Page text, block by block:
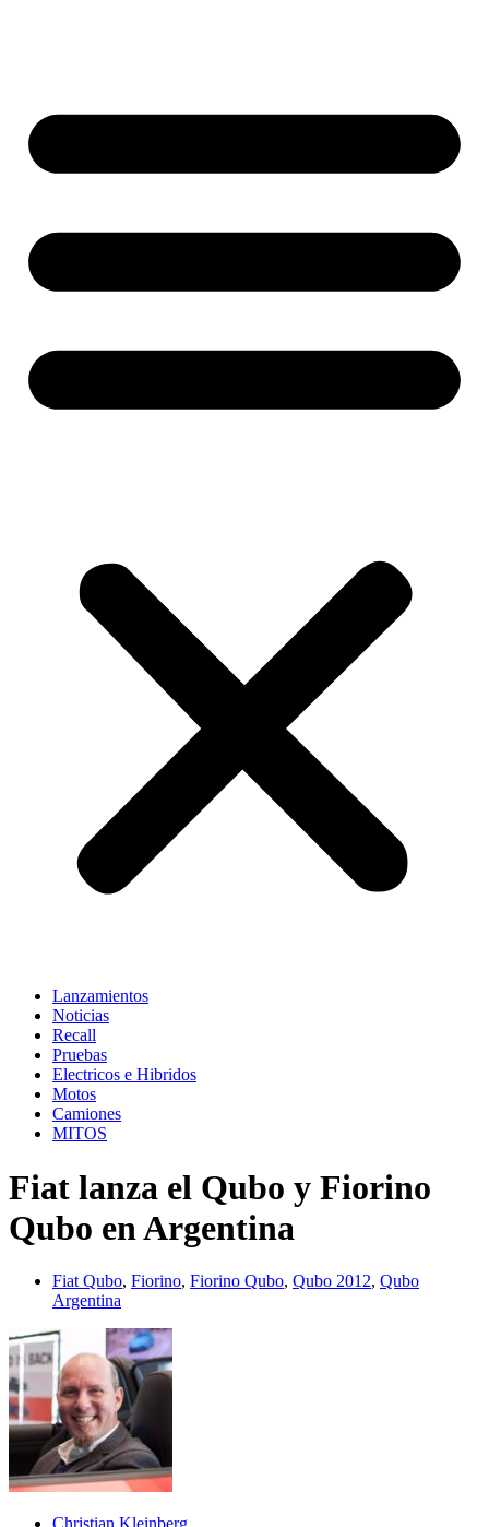
Lanzamientos
Noticias
Recall
Pruebas
Electricos e Hibridos
Motos
Camiones
MITOS
Fiat lanza el Qubo y Fiorino
Qubo en Argentina
Fiat Qubo, Fiorino, Fiorino Qubo, Qubo 2012, Qubo
Argentina